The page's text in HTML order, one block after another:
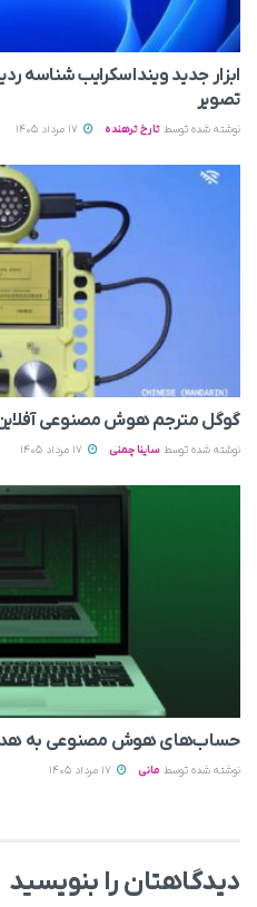
ابزار جدید وینداسکرایب شناسه
تصویر
نوشته شده توسط تارخ ترهنده
گوگل مترجم هوش مصنوعی
نوشته شده توسط ساینا چمنی
حساب‌های هوش مصنوعی به
نوشته شده توسط مانی
دیدگاهتان را بنویسید